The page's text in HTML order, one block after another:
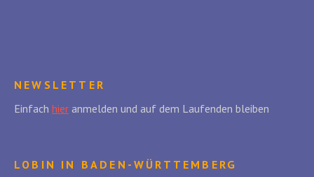
NEWSLETTER
Einfach hier anmelden und auf dem Laufenden bleiben
LOBIN IN BADEN-WÜRTTEMBERG